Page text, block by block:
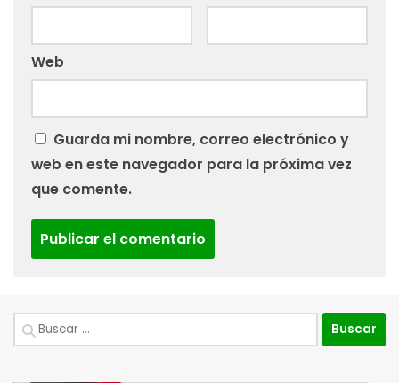
Web
Guarda mi nombre, correo electrónico y
web en este navegador para la próxima vez
que comente.
Buscar: